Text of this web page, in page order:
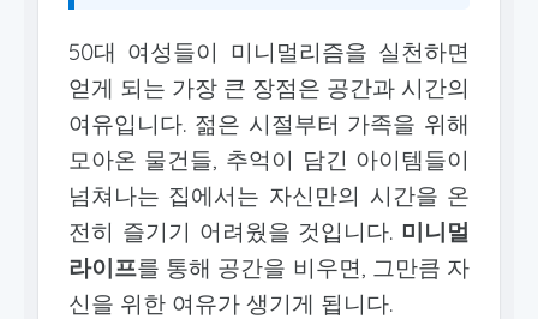
50대 여성들이 미니멀리즘을 실천하면
얻게 되는 가장 큰 장점은 공간과 시간의
여유입니다. 젊은 시절부터 가족을 위해
모아온 물건들, 추억이 담긴 아이템들이
넘쳐나는 집에서는 자신만의 시간을 온
전히 즐기기 어려웠을 것입니다. 미니멀
라이프를 통해 공간을 비우면, 그만큼 자
신을 위한 여유가 생기게 됩니다.